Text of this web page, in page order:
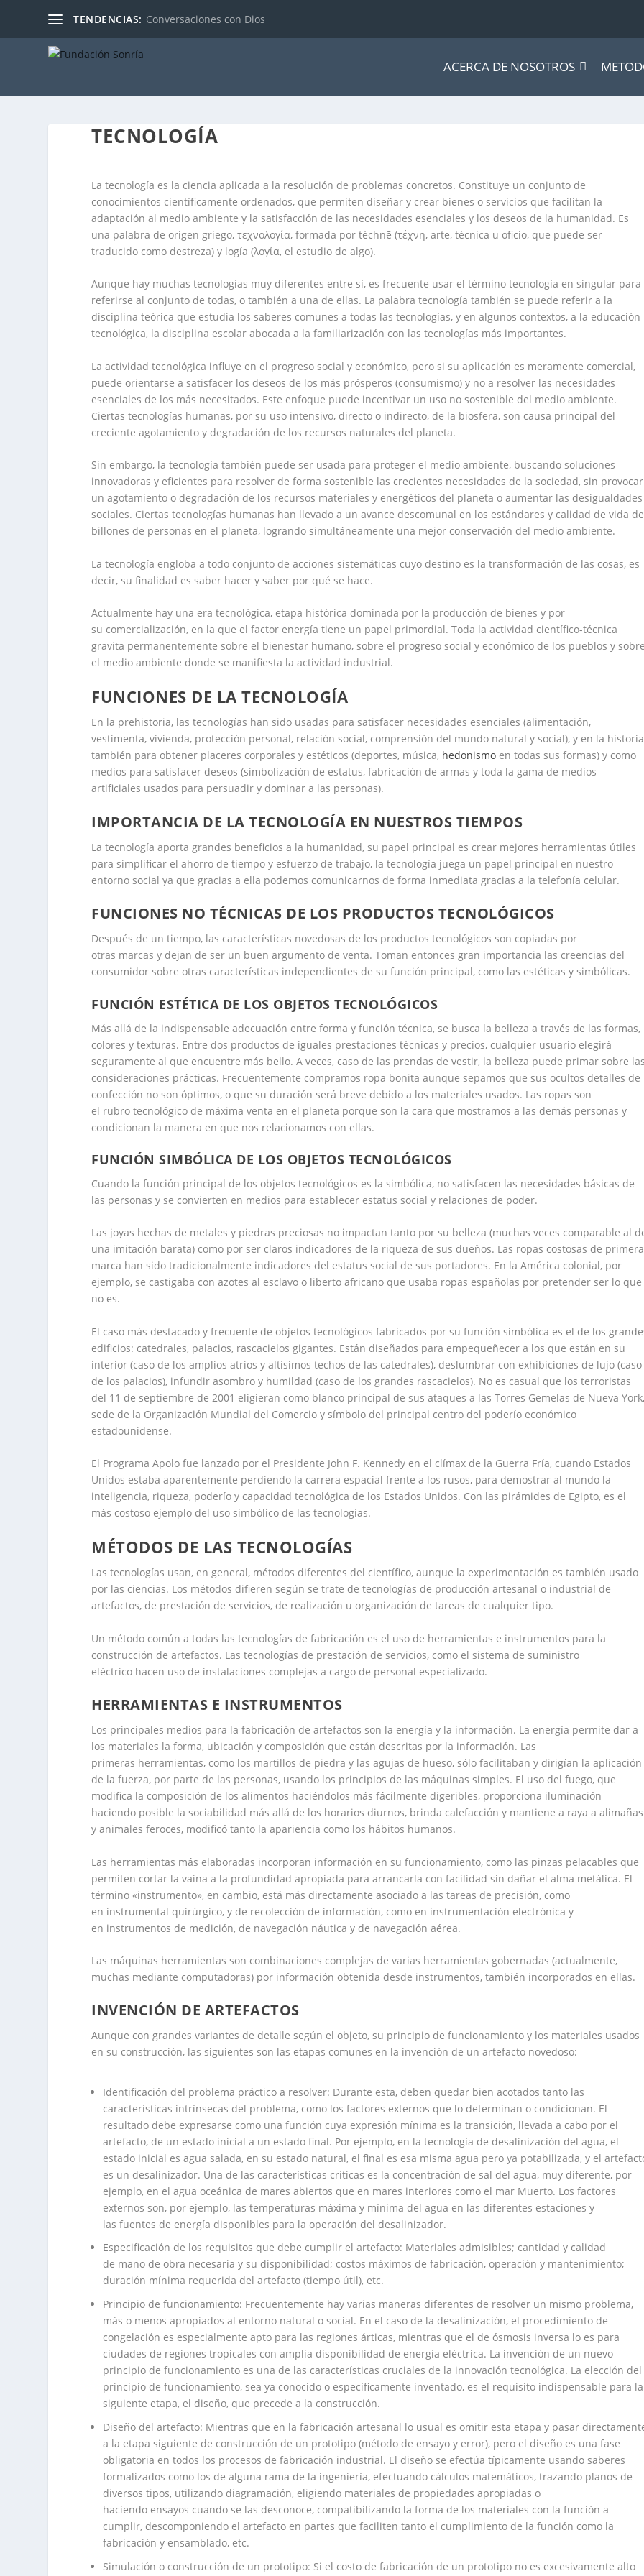
TENDENCIAS: Conversaciones con Dios
ACERCA DE NOSOTROS
TECNOLOGÍA
La tecnología es la ciencia aplicada a la resolución de problemas concretos. Constituye un conjunto de
conocimientos científicamente ordenados, que permiten diseñar y crear bienes o servicios que facilitan la
adaptación al medio ambiente y la satisfacción de las necesidades esenciales y los deseos de la humanidad. Es
una palabra de origen griego, τεχνολογία, formada portéchnē (τέχνη,arte, técnica u oficio, que puede ser
traducido como destreza) y logía (λογία, el estudio de algo).
Aunque hay muchas tecnologías muy diferentes entre sí, es frecuente usar el términotecnología en singular para
referirse al conjunto de todas, o también a una de ellas. La palabratecnología también se puede referir a la
disciplina teórica que estudia los saberes comunes a todas las tecnologías, y en algunos contextos, a la educación
tecnológica, la disciplina escolar abocada a la familiarización con las tecnologías más importantes.
La actividad tecnológica influye en el progreso social y económico, pero si su aplicación es meramente comercial,
puede orientarse a satisfacer los deseos de los más prósperos (consumismo) y no a resolver las necesidades
esenciales de los más necesitados. Este enfoque puede incentivar un uso no sostenible del medio ambiente.
Ciertas tecnologías humanas, por su uso intensivo, directo o indirecto, de la biosfera, son causa principal del
creciente agotamiento y degradación de los recursos naturales del planeta.
Sin embargo, la tecnología también puede ser usada para proteger el medio ambiente, buscando soluciones
innovadoras y eficientes para resolver de forma sostenible las crecientes necesidades de la sociedad, sin provocar
un agotamiento o degradación de los recursos materiales y energéticos del planeta o aumentar las desigualdades
sociales. Ciertas tecnologías humanas han llevado a un avance descomunal en los estándares y calidad de vida de
billones de personas en el planeta, logrando simultáneamente una mejor conservación del medio ambiente.
La tecnología engloba a todo conjunto de acciones sistemáticas cuyo destino es la transformación de las cosas, es
decir, su finalidad es saber hacer y saber por qué se hace.
Actualmente hay una era tecnológica, etapa histórica dominada por la producción de bienes y por
su comercialización, en la que el factor energía tiene un papel primordial. Toda la actividad científico-técnica
gravita permanentemente sobre el bienestar humano, sobre el progreso social y económico de los pueblos y
el medio ambiente donde se manifiesta la actividad industrial.
FUNCIONES DE LA TECNOLOGÍA
En la prehistoria, las tecnologías han sido usadas para satisfacer necesidades esenciales (alimentación,
vestimenta, vivienda, protección personal, relación social, comprensión del mundo natural y social), y en la historia
también para obtener placeres corporales y estéticos (deportes, música, hedonismo en todas sus formas) y como
medios para satisfacer deseos (simbolización de estatus, fabricación de armas y toda la gama de medios
artificiales usados para persuadir y dominar a las personas).
IMPORTANCIA DE LA TECNOLOGÍA EN NUESTROS TIEMPOS
La tecnología aporta grandes beneficios a la humanidad, su papel principal es crear mejores herramientas útiles
para simplificar el ahorro de tiempo y esfuerzo de trabajo, la tecnología juega un papel principal en nuestro
entorno social ya que gracias a ella podemos comunicarnos de forma inmediata gracias a la telefonía celular.
FUNCIONES NO TÉCNICAS DE LOS PRODUCTOS TECNOLÓGICOS
Después de un tiempo, las características novedosas de los productos tecnológicos son copiadas por
otras marcas y dejan de ser un buen argumento de venta. Toman entonces gran importancia las creencias del
consumidor sobre otras características independientes de su función principal, como las estéticas y simbólicas.
FUNCIÓN ESTÉTICA DE LOS OBJETOS TECNOLÓGICOS
Más allá de la indispensable adecuación entre forma y función técnica, se busca la belleza a través de las formas,
colores y texturas. Entre dos productos de iguales prestaciones técnicas y precios, cualquier usuario elegirá
seguramente al que encuentre más bello. A veces, caso de las prendas de vestir, la belleza puede primar sobre
consideraciones prácticas. Frecuentemente compramos ropa bonita aunque sepamos que sus ocultos detalles de
confección no son óptimos, o que su duración será breve debido a los materiales usados. Las ropas son
el rubro tecnológico de máxima venta en el planeta porque son la cara que mostramos a las demás personas y
condicionan la manera en que nos relacionamos con ellas.
FUNCIÓN SIMBÓLICA DE LOS OBJETOS TECNOLÓGICOS
Cuando la función principal de los objetos tecnológicos es la simbólica, no satisfacen las necesidades básicas de
las personas y se convierten en medios para establecer estatus social y relaciones de poder.
Las joyas hechas de metales y piedras preciosas no impactan tanto por su belleza (muchas veces comparable al
una imitación barata) como por ser claros indicadores de la riqueza de sus dueños. Las ropas costosas de primera
marca han sido tradicionalmente indicadores del estatus social de sus portadores. En la América colonial, por
ejemplo, se castigaba con azotes al esclavo o liberto africano que usaba ropas españolas por pretender ser lo que
no es.
El caso más destacado y frecuente de objetos tecnológicos fabricados por su función simbólica es el de los
edificios: catedrales, palacios, rascacielos gigantes. Están diseñados para empequeñecer a los que están en su
interior (caso de los amplios atrios y altísimos techos de las catedrales), deslumbrar con exhibiciones de lujo (caso
de los palacios), infundir asombro y humildad (caso de los grandes rascacielos). No es casual que los terroristas
del 11 de septiembre de 2001 eligieran como blanco principal de sus ataques a las Torres Gemelas de Nueva
sede de la Organización Mundial del Comercio y símbolo del principal centro del poderío económico
estadounidense.
El Programa Apolo fue lanzado por el Presidente John F. Kennedy en el clímax de la Guerra Fría, cuando Estados
Unidos estaba aparentemente perdiendo la carrera espacial frente a los rusos, para demostrar al mundo la
inteligencia, riqueza, poderío y capacidad tecnológica de los Estados Unidos. Con las pirámides de Egipto, es el
más costoso ejemplo del uso simbólico de las tecnologías.
MÉTODOS DE LAS TECNOLOGÍAS
Las tecnologías usan, en general, métodos diferentes del científico, aunque la experimentación es también usado
por las ciencias. Los métodos difieren según se trate de tecnologías de producción artesanal o industrial de
artefactos, de prestación de servicios, de realización u organización de tareas de cualquier tipo.
Un método común a todas las tecnologías de fabricación es el uso de herramientas e instrumentos para la
construcción de artefactos. Las tecnologías de prestación de servicios, como el sistema de suministro
eléctrico hacen uso de instalaciones complejas a cargo de personal especializado.
HERRAMIENTAS E INSTRUMENTOS
Los principales medios para la fabricación de artefactos son la energía y la información. La energía permite dar a
los materiales la forma, ubicación y composición que están descritas por la información. Las
primeras herramientas, como los martillos de piedra y las agujas de hueso, sólo facilitaban y dirigían la aplicación
de la fuerza, por parte de las personas, usando los principios de las máquinas simples. El uso del fuego, que
modifica la composición de los alimentos haciéndolos más fácilmente digeribles, proporciona iluminación
haciendo posible la sociabilidad más allá de los horarios diurnos, brinda calefacción y mantiene a raya a alimañas
y animales feroces, modificó tanto la apariencia como los hábitos humanos.
Las herramientas más elaboradas incorporan información en su funcionamiento, como las pinzas pelacables que
permiten cortar la vaina a la profundidad apropiada para arrancarla con facilidad sin dañar el alma metálica. El
término «instrumento», en cambio, está más directamente asociado a las tareas de precisión, como
en instrumental quirúrgico, y de recolección de información, como en instrumentación electrónica y
en instrumentos de medición, de navegación náutica y de navegación aérea.
Las máquinas herramientas son combinaciones complejas de varias herramientas gobernadas (actualmente,
muchas mediante computadoras) por información obtenida desde instrumentos, también incorporados en ellas.
INVENCIÓN DE ARTEFACTOS
Aunque con grandes variantes de detalle según el objeto, su principio de funcionamiento y los materiales usados
en su construcción, las siguientes son las etapas comunes en la invención de un artefacto novedoso:
Identificación del problema práctico a resolver: Durante esta, deben quedar bien acotados tanto las
características intrínsecas del problema, como los factores externos que lo determinan o condicionan. El
resultado debe expresarse como una función cuya expresión mínima es la transición, llevada a cabo por el
artefacto, de un estado inicial a un estado final. Por ejemplo, en la tecnología de desalinización del agua, el
estado inicial es agua salada, en su estado natural, el final es esa misma agua pero ya potabilizada, y el
es un desalinizador. Una de las características críticas es la concentración de sal del agua, muy diferente, por
ejemplo, en el agua oceánica de mares abiertos que en mares interiores como el mar Muerto. Los factores
externos son, por ejemplo, las temperaturas máxima y mínima del agua en las diferentes estaciones y
las fuentes de energía disponibles para la operación del desalinizador.
Especificación de los requisitos que debe cumplir el artefacto: Materiales admisibles; cantidad y calidad
de mano de obra necesaria y su disponibilidad; costos máximos de fabricación, operación y mantenimiento;
duración mínima requerida del artefacto (tiempo útil), etc.
Principio de funcionamiento: Frecuentemente hay varias maneras diferentes de resolver un mismo problema,
más o menos apropiados al entorno natural o social. En el caso de la desalinización, el procedimiento de
congelación es especialmente apto para las regiones árticas, mientras que el de ósmosis inversa lo es para
ciudades de regiones tropicales con amplia disponibilidad de energía eléctrica. La invención de un nuevo
principio de funcionamiento es una de las características cruciales de la innovación tecnológica. La elección del
principio de funcionamiento, sea ya conocido o específicamente inventado, es el requisito indispensable para la
siguiente etapa, el diseño, que precede a la construcción.
Diseño del artefacto: Mientras que en la fabricación artesanal lo usual es omitir esta etapa y pasar
a la etapa siguiente de construcción de un prototipo (método de ensayo y error), pero el diseño es una fase
obligatoria en todos los procesos de fabricación industrial. El diseño se efectúa típicamente usando saberes
formalizados como los de alguna rama de la ingeniería, efectuando cálculos matemáticos, trazando planos de
diversos tipos, utilizando diagramación, eligiendo materiales de propiedades apropiadas o
haciendo ensayos cuando se las desconoce, compatibilizando la forma de los materiales con la función a
cumplir, descomponiendo el artefacto en partes que faciliten tanto el cumplimiento de la función como la
fabricación y ensamblado, etc.
Simulación o construcción de un prototipo: Si el costo de fabricación de un prototipo no es excesivamente alto